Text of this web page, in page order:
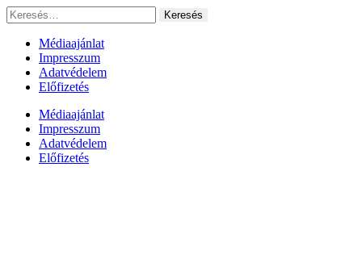
Ugrás
a
tartalomhoz
Keresés:
Médiaajánlat
Impresszum
Adatvédelem
Előfizetés
Médiaajánlat
Impresszum
Adatvédelem
Előfizetés